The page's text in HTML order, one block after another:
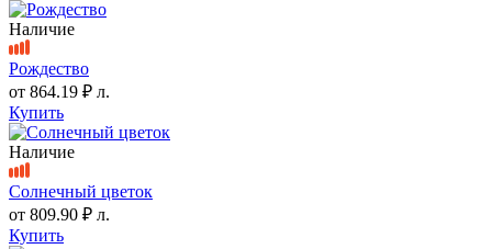
Наличие
Рождество
от 864.19 ₽ л.
Купить
Наличие
Солнечный цветок
от 809.90 ₽ л.
Купить